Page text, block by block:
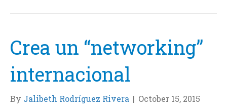
o r I
Crea un “networking”
internacional
By Jalibeth Rodríguez Rivera | October 15, 2015